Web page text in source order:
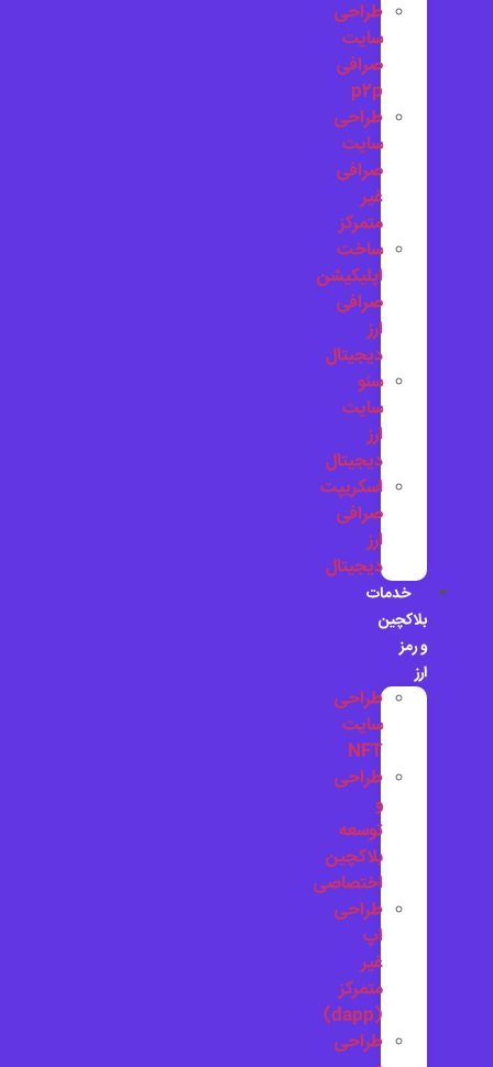
طراحی
سایت
صرافی
p2p
طراحی
سایت
صرافی
غیر
متمرکز
ساخت
اپلیکیشن
صرافی
ارز
دیجیتال
سئو
سایت
ارز
دیجیتال
اسکریپت
صرافی
ارز
دیجیتال
خدمات
بلاکچین
و رمز
ارز
طراحی
سایت
NFT
طراحی
توسعه
بلاکچین
اختصاصی
طراحی
اپ
غیر
متمرکز
طراحی